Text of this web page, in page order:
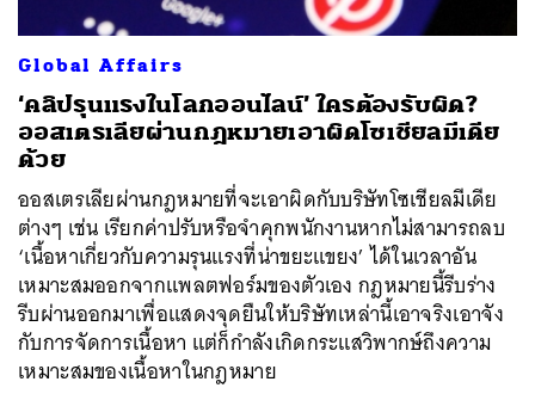
Global Affairs
‘คลิปรุนแรงในโลกออนไลน์’ ใครต้องรับผิด?
ออสเตรเลียผ่านกฎหมายเอาผิดโซเชียลมีเดีย
ด้วย
ออสเตรเลียผ่านกฎหมายที่จะเอาผิดกับบริษัทโซเชียลมีเดีย
ต่างๆ เช่น เรียกค่าปรับหรือจำคุกพนักงานหากไม่สามารถลบ
‘เนื้อหาเกี่ยวกับความรุนแรงที่น่าขยะแขยง’ ได้ในเวลาอัน
เหมาะสมออกจากแพลตฟอร์มของตัวเอง กฎหมายนี้รีบร่าง
รีบผ่านออกมาเพื่อแสดงจุดยืนให้บริษัทเหล่านี้เอาจริงเอาจัง
กับการจัดการเนื้อหา แต่ก็กำลังเกิดกระแสวิพากษ์ถึงความ
เหมาะสมของเนื้อหาในกฎหมาย